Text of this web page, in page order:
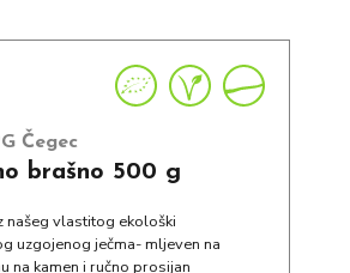
Čegec
brašno 500 g
našeg vlastitog ekološki
uzgojenog ječma- mljeven na
na kamen i ručno prosijan